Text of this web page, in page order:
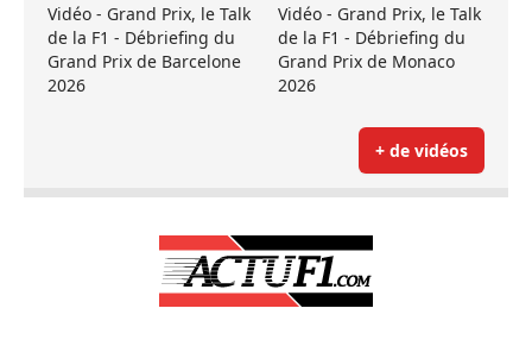
Vidéo - Grand Prix, le Talk
de la F1 - Débriefing du
Grand Prix de Barcelone
2026
Vidéo - Grand Prix, le Talk
de la F1 - Débriefing du
Grand Prix de Monaco
2026
+ de vidéos